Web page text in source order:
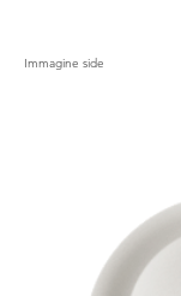
Immagine side